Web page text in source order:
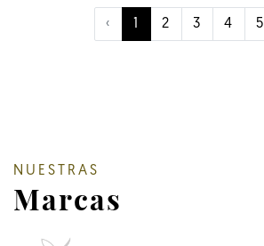
‹ 1 2 3 4 5
NUESTRAS
Marcas